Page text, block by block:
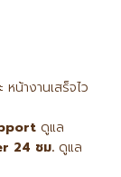
หน้างานเสร็จไว
ดูแล
24 ชม. ดูแล